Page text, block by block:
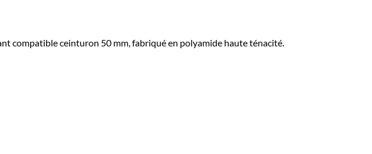
compatible ceinturon 50 mm, fabriqué en polyamide haute ténacité.